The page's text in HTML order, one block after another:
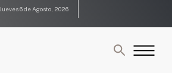
Jueves 6 de Agosto, 2026